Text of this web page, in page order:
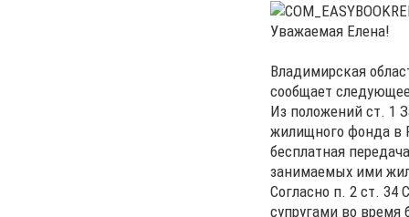
Уважаемая Елена!
Владимирская
сообщает
Из положений ст. 1
жилищного фонда в
бесплатная
занимаемых ими
Согласно п. 2 ст. 34
супругами во время